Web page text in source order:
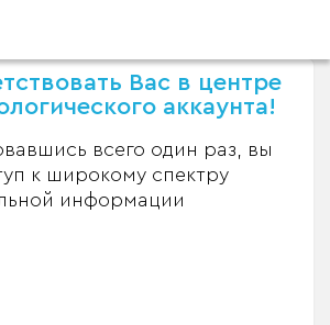
Вас в центре
аккаунта!
всего один раз, вы
к широкому спектру
информации